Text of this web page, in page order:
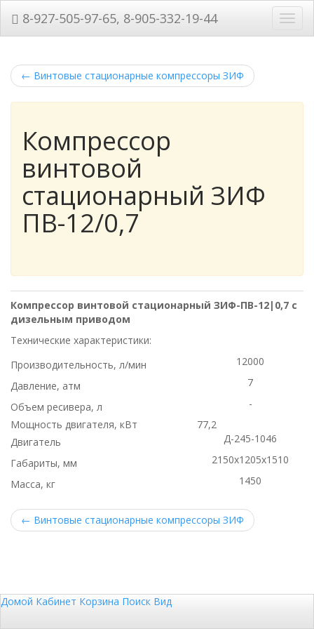
8-927-505-97-65, 8-905-332-19-44
← Винтовые стационарные компрессоры ЗИФ
Компрессор
винтовой
стационарный ЗИФ
ПВ-12/0,7
Компрессор винтовой стационарный ЗИФ-ПВ-12|0,7 с
дизельным приводом
Технические характеристики:
Производительность, л/мин
12000
Давление, атм
7
Объем ресивера, л
-
Мощность двигателя, кВт
77,2
Двигатель
Д-245-1046
Габариты, мм
2150х1205х1510
Масса, кг
1450
← Винтовые стационарные компрессоры ЗИФ
Домой Кабинет Корзина Поиск Вид